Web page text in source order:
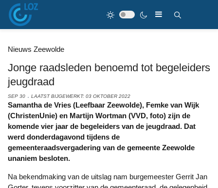
Nieuws Zeewolde
Jonge raadsleden benoemd tot begeleiders
jeugdraad
SEP 30 LAATST BIJGEWERKT: 03 OKTOBER 2022
Samantha de Vries (Leefbaar Zeewolde), Femke van Wijk
(ChristenUnie) en Martijn Wortman (VVD, foto) zijn de
komende vier jaar de begeleiders van de jeugdraad. Dat
werd donderdagavond tijdens de
gemeenteraadsvergadering van de gemeente Zeewolde
unaniem besloten.
Na bekendmaking van de uitslag nam burgemeester Gerrit Jan